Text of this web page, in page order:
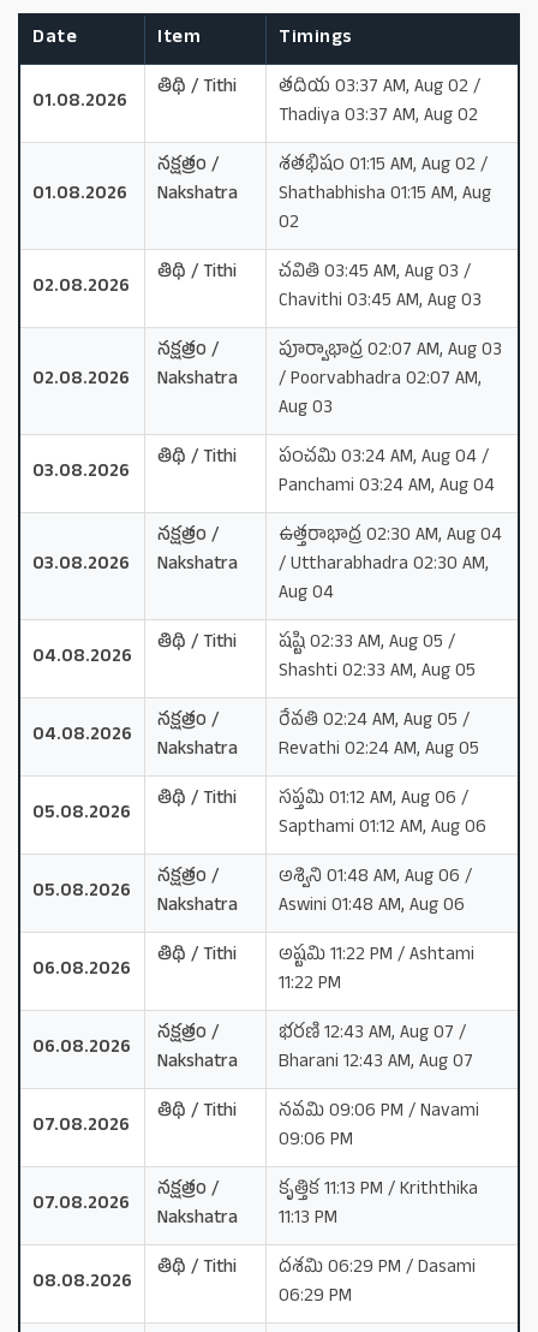
Date Item Timings
01.08.2026
తిథి / Tithi
తదియ 03:37 AM, Aug 02 /
Thadiya 03:37 AM, Aug 02
01.08.2026
నక్షత్రం /
Nakshatra
శతభిషం 01:15 AM, Aug 02 /
Shathabhisha 01:15 AM, Aug
02
02.08.2026
తిథి / Tithi
చవితి 03:45 AM, Aug 03 /
Chavithi 03:45 AM, Aug 03
02.08.2026
నక్షత్రం /
Nakshatra
పూర్వాభాద్ర 02:07 AM, Aug 03
/ Poorvabhadra 02:07 AM,
Aug 03
03.08.2026
తిథి / Tithi
పంచమి 03:24 AM, Aug 04 /
Panchami 03:24 AM, Aug 04
03.08.2026
నక్షత్రం /
Nakshatra
ఉత్తరాభాద్ర 02:30 AM, Aug 04
/ Uttharabhadra 02:30 AM,
Aug 04
04.08.2026
తిథి / Tithi
షష్టి 02:33 AM, Aug 05 /
Shashti 02:33 AM, Aug 05
04.08.2026
నక్షత్రం /
Nakshatra
రేవతి 02:24 AM, Aug 05 /
Revathi 02:24 AM, Aug 05
05.08.2026
తిథి / Tithi
సప్తమి 01:12 AM, Aug 06 /
Sapthami 01:12 AM, Aug 06
05.08.2026
నక్షత్రం /
Nakshatra
అశ్విని 01:48 AM, Aug 06 /
Aswini 01:48 AM, Aug 06
06.08.2026
తిథి / Tithi
అష్టమి 11:22 PM / Ashtami
11:22 PM
06.08.2026
నక్షత్రం /
Nakshatra
భరణి 12:43 AM, Aug 07 /
Bharani 12:43 AM, Aug 07
07.08.2026
తిథి / Tithi
నవమి 09:06 PM / Navami
09:06 PM
07.08.2026
నక్షత్రం /
Nakshatra
కృత్తిక 11:13 PM / Kriththika
11:13 PM
08.08.2026
తిథి / Tithi
దశమి 06:29 PM / Dasami
06:29 PM